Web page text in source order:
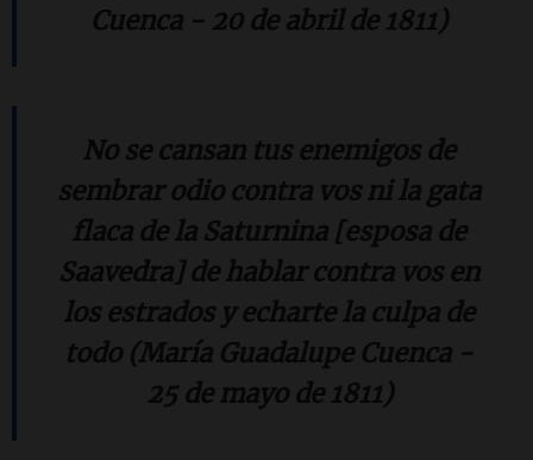
Cuenca - 20 de abril de 1811)
No se cansan tus enemigos de
sembrar odio contra vos ni la gata
flaca de la Saturnina [esposa de
Saavedra] de hablar contra vos en
los estrados y echarte la culpa de
todo (María Guadalupe Cuenca -
25 de mayo de 1811)